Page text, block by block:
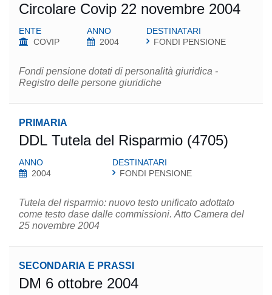
Circolare Covip 22 novembre 2004
ENTE
COVIP
ANNO
2004
DESTINATARI
FONDI PENSIONE
Fondi pensione dotati di personalità giuridica -
Registro delle persone giuridiche
PRIMARIA
DDL Tutela del Risparmio (4705)
ANNO
2004
DESTINATARI
FONDI PENSIONE
Tutela del risparmio: nuovo testo unificato adottato
come testo dase dalle commissioni. Atto Camera del
25 novembre 2004
SECONDARIA E PRASSI
DM 6 ottobre 2004